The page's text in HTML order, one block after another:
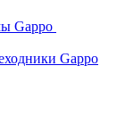
Gappo
Gappo